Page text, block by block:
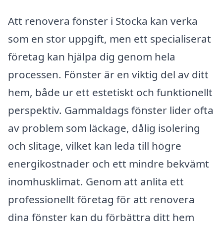
Att renovera fönster i Stocka kan verka
som en stor uppgift, men ett specialiserat
företag kan hjälpa dig genom hela
processen. Fönster är en viktig del av ditt
hem, både ur ett estetiskt och funktionellt
perspektiv. Gammaldags fönster lider ofta
av problem som läckage, dålig isolering
och slitage, vilket kan leda till högre
energikostnader och ett mindre bekvämt
inomhusklimat. Genom att anlita ett
professionellt företag för att renovera
dina fönster kan du förbättra ditt hem